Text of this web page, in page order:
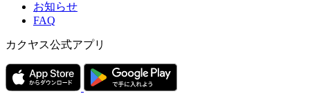
お知らせ
FAQ
カクヤス公式アプリ